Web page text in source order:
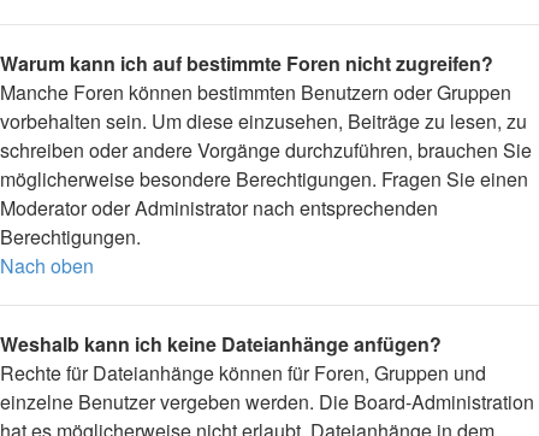
Warum kann ich auf bestimmte Foren nicht zugreifen?
Manche Foren können bestimmten Benutzern oder Gruppen
vorbehalten sein. Um diese einzusehen, Beiträge zu lesen, zu
schreiben oder andere Vorgänge durchzuführen, brauchen Sie
möglicherweise besondere Berechtigungen. Fragen Sie einen
Moderator oder Administrator nach entsprechenden
Berechtigungen.
Nach oben
Weshalb kann ich keine Dateianhänge anfügen?
Rechte für Dateianhänge können für Foren, Gruppen und
einzelne Benutzer vergeben werden. Die Board-Administration